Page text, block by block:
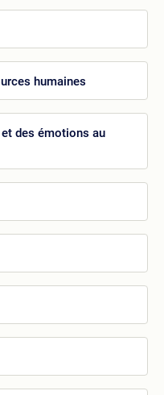
humaines
des émotions au